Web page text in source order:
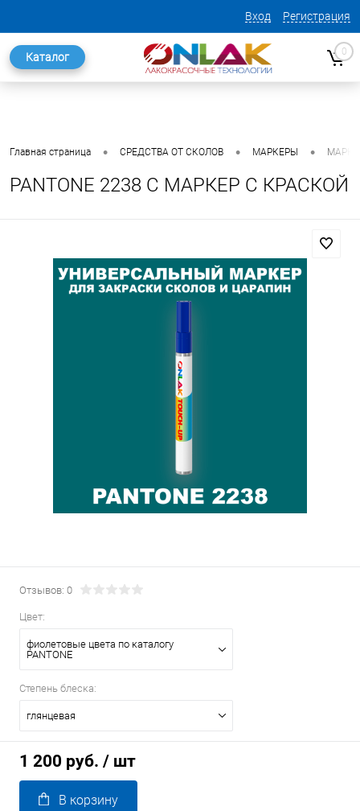
Вход Регистрация
Каталог 0
Главная страница • СРЕДСТВА ОТ СКОЛОВ • МАРКЕРЫ •
PANTONE 2238 C МАРКЕР С КРАСКОЙ
Отзывов: 0
Цвет:
фиолетовые цвета по каталогу
PANTONE
Степень блеска:
глянцевая
1 200 руб. / шт
В корзину